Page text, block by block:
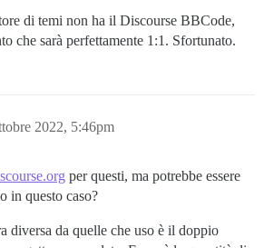
di temi non ha il Discourse BBCode,
che sarà perfettamente 1:1. Sfortunato.
2022, 5:46pm
per questi, ma potrebbe essere
in questo caso?
diversa da quelle che uso è il doppio